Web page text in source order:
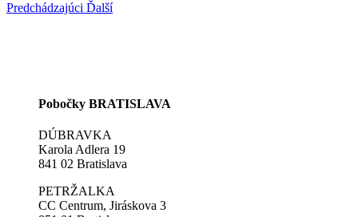
Predchádzajúci Ďalší
Pobočky BRATISLAVA
DÚBRAVKA
Karola Adlera 19
841 02 Bratislava
PETRŽALKA
CC Centrum, Jiráskova 3